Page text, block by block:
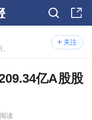
关注
亿A股股
读